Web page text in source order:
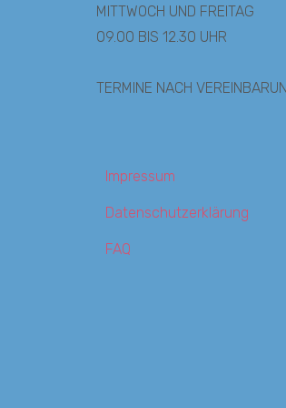
MITTWOCH UND FREITAG
09.00 BIS 12.30 UHR
TERMINE NACH
Impressum
Datenschutzerklärung
FAQ